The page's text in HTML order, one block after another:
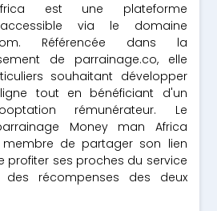
est une plateforme
accessible via le domaine
Référencée dans la
de parrainage.co, elle
souhaitant développer
tout en bénéficiant d'un
rémunérateur. Le
Money man Africa
de partager son lien
profiter ses proches du service
récompenses des deux